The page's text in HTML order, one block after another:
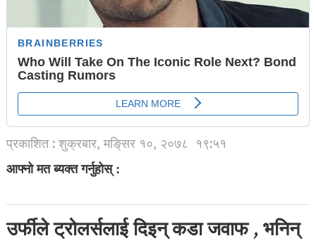
प्रकाशित : शुक्रबार, मङि्सर १०, २०७८ १९:५१
आफ्नो मत ब्यक्त गर्नुहोस् :
उर्फीले ट्रोलर्सलाई दिइन् कडा जवाफ , भनिन्